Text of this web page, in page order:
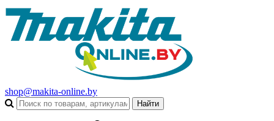
shop@makita-online.by